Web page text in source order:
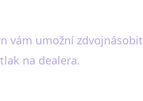
vám umožní
na dealera.